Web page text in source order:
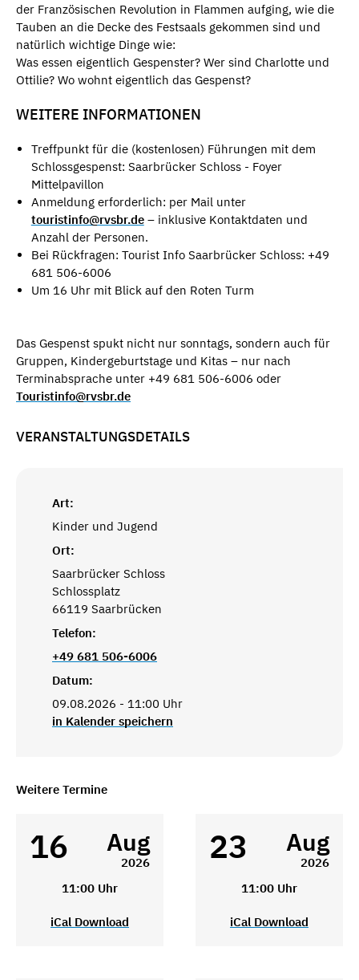
der Französischen Revolution in Flammen aufging, wie die
Tauben an die Decke des Festsaals gekommen sind und
natürlich wichtige Dinge wie:
Was essen eigentlich Gespenster? Wer sind Charlotte und
Ottilie? Wo wohnt eigentlich das Gespenst?
WEITERE INFORMATIONEN
Treffpunkt für die (kostenlosen) Führungen mit dem
Schlossgespenst: Saarbrücker Schloss - Foyer
Mittelpavillon
Anmeldung erforderlich: per Mail unter
touristinfo@rvsbr.de– inklusive Kontaktdaten und
Anzahl der Personen.
Bei Rückfragen: Tourist Info Saarbrücker Schloss: +49
681 506-6006
Um 16 Uhr mit Blick auf den Roten Turm
Das Gespenst spukt nicht nur sonntags, sondern auch für
Gruppen, Kindergeburtstage und Kitas – nur nach
Terminabsprache unter +49 681 506-6006 oder
Touristinfo@rvsbr.de
VERANSTALTUNGSDETAILS
Art:
Kinder und Jugend
Ort:
Saarbrücker Schloss
Schlossplatz
66119 Saarbrücken
Telefon:
+49 681 506-6006
Datum:
09.08.2026 - 11:00 Uhr
in Kalender speichern
Weitere Termine
16 Aug
2026
11:00 Uhr
iCal Download
23 Aug
2026
11:00 Uhr
iCal Download